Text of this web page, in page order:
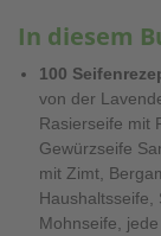
In diesem
100
von der
Rasierseife mit
Gewürzseife
mit Zimt,
Haushaltsseife,
Mohnseife,